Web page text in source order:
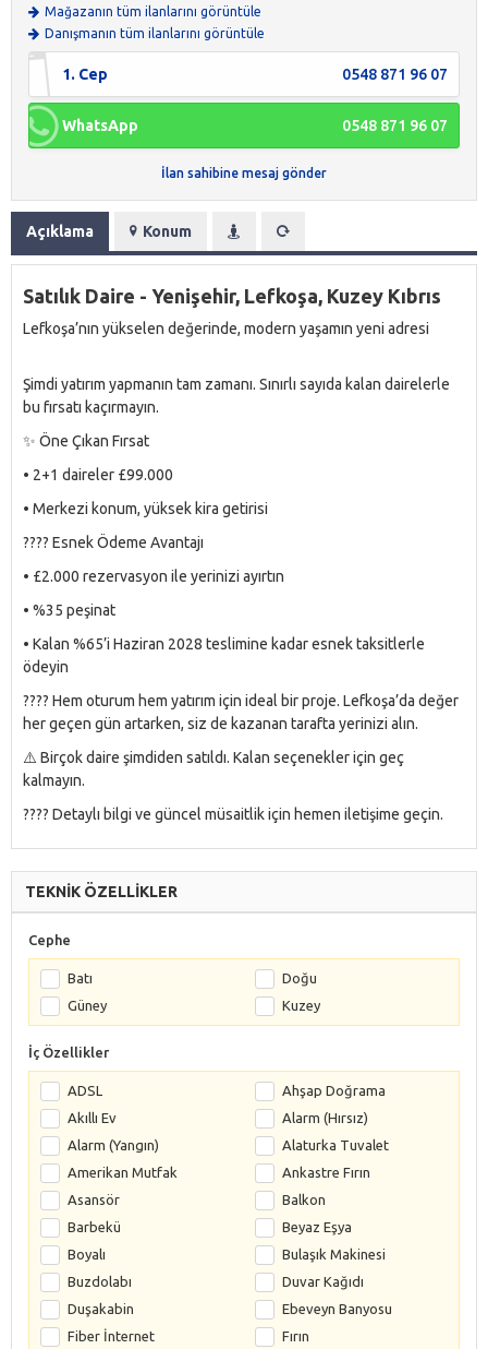
Mağazanın tüm ilanlarını görüntüle
Danışmanın tüm ilanlarını görüntüle
1. Cep 0548 871 96 07
WhatsApp 0548 871 96 07
İlan sahibine mesaj gönder
Açıklama Konum
Satılık Daire - Yenişehir, Lefkoşa, Kuzey Kıbrıs
Lefkoşa’nın yükselen değerinde, modern yaşamın yeni adresi
Şimdi yatırım yapmanın tam zamanı. Sınırlı sayıda kalan dairelerle
bu fırsatı kaçırmayın.
✨ Öne Çıkan Fırsat
• 2+1 daireler £99.000
• Merkezi konum, yüksek kira getirisi
???? Esnek Ödeme Avantajı
• £2.000 rezervasyon ile yerinizi ayırtın
• %35 peşinat
• Kalan %65’i Haziran 2028 teslimine kadar esnek taksitlerle
ödeyin
???? Hem oturum hem yatırım için ideal bir proje. Lefkoşa’da değer
her geçen gün artarken, siz de kazanan tarafta yerinizi alın.
⚠️ Birçok daire şimdiden satıldı. Kalan seçenekler için geç
kalmayın.
???? Detaylı bilgi ve güncel müsaitlik için hemen iletişime geçin.
TEKNİK ÖZELLİKLER
Cephe
Batı
Doğu
Güney
Kuzey
İç Özellikler
ADSL
Ahşap Doğrama
Akıllı Ev
Alarm (Hırsız)
Alarm (Yangın)
Alaturka Tuvalet
Amerikan Mutfak
Ankastre Fırın
Asansör
Balkon
Barbekü
Beyaz Eşya
Boyalı
Bulaşık Makinesi
Buzdolabı
Duvar Kağıdı
Duşakabin
Ebeveyn Banyosu
Fiber İnternet
Fırın